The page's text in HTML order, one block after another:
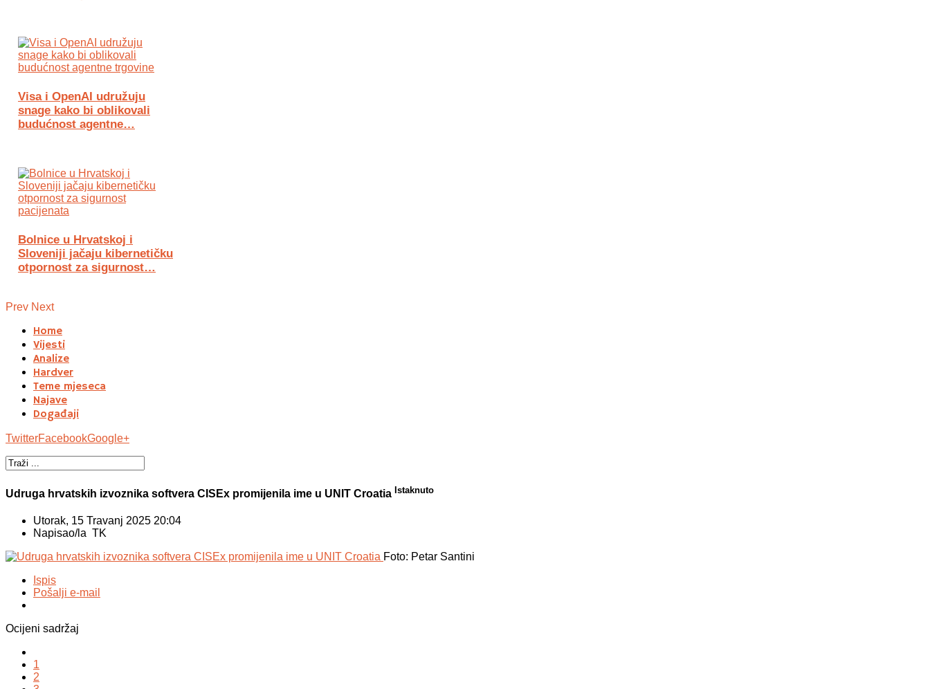
Visa i OpenAI udružuju
snage kako bi oblikovali
budućnost agentne…
Bolnice u Hrvatskoj i
Sloveniji jačaju kibernetičku
otpornost za sigurnost…
Prev Next
Home
Vijesti
Analize
Hardver
Teme mjeseca
Najave
Događaji
TwitterFacebookGoogle+
Udruga hrvatskih izvoznika softvera CISEx promijenila ime u UNIT Croatia Istaknuto
Utorak, 15 Travanj 2025 20:04
Napisao/la TK
Foto: Petar Santini
Ispis
Pošalji e-mail
Ocijeni sadržaj
1
2